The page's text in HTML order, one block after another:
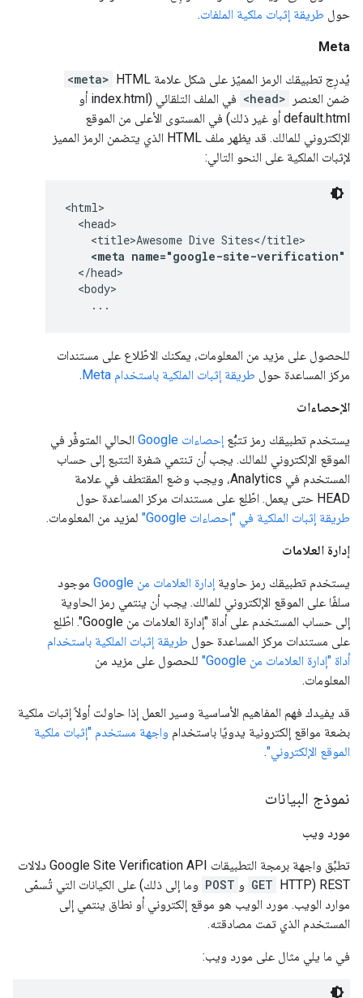
حول طريقة إثبات ملكية الملفات.
Meta
يُدرِج تطبيقك الرمز المميّز على شكل علامة HTML
<meta>
ضمن العنصر
<head>
في الملف التلقائي (index.html أو
default.html أو غير ذلك) في المستوى الأعلى من الموقع
الإلكتروني للمالك. قد يظهر ملف HTML الذي يتضمن الرمز المميز
لإثبات الملكية على النحو التالي:
<html>
  <head>
    <title>Awesome Dive Sites</title>
<meta name="google-site-verification"
  </head>
  <body>
    ...
للحصول على مزيد من المعلومات، يمكنك الاطّلاع على مستندات
مركز المساعدة حول طريقة إثبات الملكية باستخدام Meta .
الإحصاءات
يستخدم تطبيقك رمز تتبُّع إحصاءات Google
الحالي المتوفِّر في
الموقع الإلكتروني للمالك. يجب أن تنتمي شفرة التتبع إلى حساب
المستخدم في Analytics، ويجب وضع المقتطف في علامة
HEAD حتى يعمل. اطّلِع على مستندات مركز المساعدة حول
طريقة إثبات الملكية في "إحصاءات Google"
لمزيد من المعلومات.
إدارة العلامات
يستخدم تطبيقك رمز حاوية إدارة العلامات من Google
موجود
سلفًا على الموقع الإلكتروني للمالك. يجب أن ينتمي رمز الحاوية
إلى حساب المستخدم على أداة "إدارة العلامات من Google". اطّلِع
على مستندات مركز المساعدة حول طريقة إثبات الملكية باستخدام
أداة "إدارة العلامات من Google"
للحصول على مزيد من
المعلومات.
قد يفيدك فهم المفاهيم الأساسية وسير العمل إذا حاولت أولاً إثبات ملكية
بضعة مواقع إلكترونية يدويًا باستخدام واجهة مستخدم "إثبات ملكية
الموقع الإلكتروني".
نموذج البيانات
مورد ويب
تطبِّق واجهة برمجة التطبيقات Google Site Verification API دلالات
REST (HTTP
GET و POST وما إلى ذلك) على الكيانات التي تُسمّى
موارد الويب. مورد الويب هو موقع إلكتروني أو نطاق ينتمي إلى
المستخدم الذي تمت مصادقته.
في ما يلي مثال على مورد ويب: